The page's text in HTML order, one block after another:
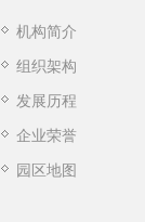
机构简介
组织架构
发展历程
企业荣誉
园区地图